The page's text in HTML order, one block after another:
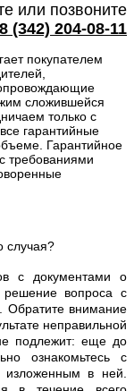
или позвоните
8 (342) 204-08-11
покупателем
сложившейся
только с
гарантийные
Гарантийное
требованиями
случая?
с документами о
вопроса с
Обратите внимание
неправильной
подлежит: еще до
ознакомьтесь с
изложенным в ней.